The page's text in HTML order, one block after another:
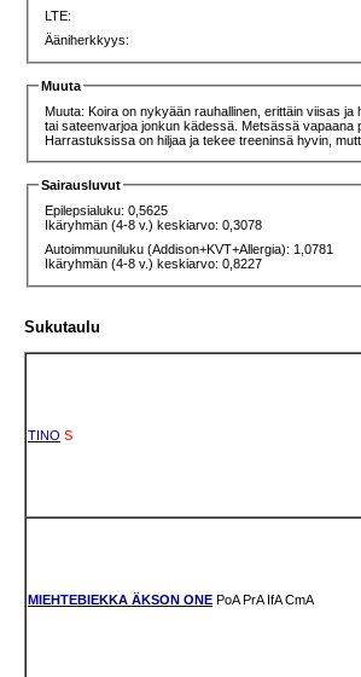
LTE:
Ääniherkkyys:
Muuta
Muuta: Koira on nykyään rauhallinen, erittäin viisas
tai sateenvarjoa jonkun kädessä. Metsässä vapaana
Harrastuksissa on hiljaa ja tekee treeninsä hyvin,
Sairausluvut
Epilepsialuku: 0,5625
Ikäryhmän (4-8 v.) keskiarvo: 0,3078
Autoimmuuniluku (Addison+KVT+Allergia): 1,0781
Ikäryhmän (4-8 v.) keskiarvo: 0,8227
Sukutaulu
TINO S
MIEHTEBIEKKA ÄKSON ONE PoA PrA IfA CmA